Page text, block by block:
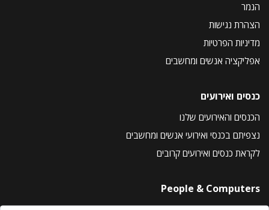
הנמר
הצהרת נגישות
מדיניות הפרטיות
אפליקציה אנשים ומחשבים
כנסים ואירועים
הכנסים והאירועים שלנו
נצפיתם בכנסי ואירועי אנשים ומחשבים
לקראת כנסים ואירועים קרובים
People & Computers